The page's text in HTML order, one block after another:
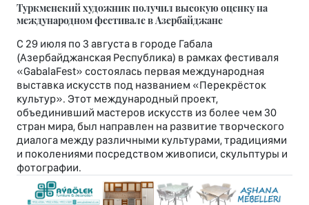
Туркменский художник получил высокую оценку на
международном фестивале в Азербайджане
С 29 июля по 3 августа в городе Габала
(Азербайджанская Республика) в рамках фестиваля
«GabalaFest» состоялась первая международная
выставка искусств под названием «Перекрёсток
культур». Этот международный проект,
объединивший мастеров искусств из более чем 30
стран мира, был направлен на развитие творческого
диалога между различными культурами, традициями
и поколениями посредством живописи, скульптуры и
фотографии.